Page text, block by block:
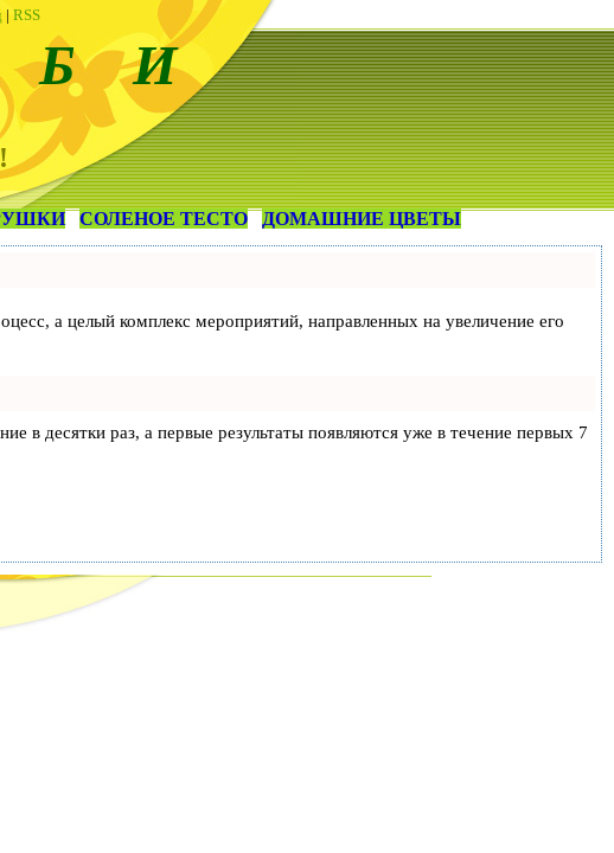
| RSS
Б И
СОЛЕНОЕ ТЕСТО ДОМАШНИЕ ЦВЕТЫ
а целый комплекс мероприятий, направленных на увеличение его
в десятки раз, а первые результаты появляются уже в течение первых 7